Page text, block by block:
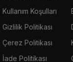
Kullanım Koşulları
Gizlilik Politikası
Çerez Politikası
İade Politikası